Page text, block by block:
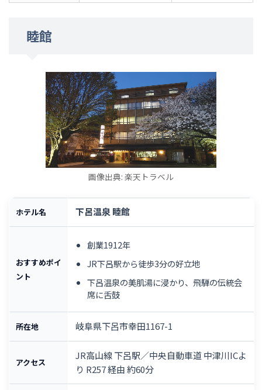
睦館
画像出典: 楽天トラベル
ホテル名 下呂温泉 睦館
おすすめポイ
ント
創業1912年
JR下呂駅から徒歩3分の好立地
下呂温泉の美肌湯に浸かり、飛騨の伝統会
席に舌鼓
所在地 岐阜県下呂市幸田1167-1
アクセス
JR高山線 下呂駅／中央自動車道 中津川ICよ
り R257 経由 約60分